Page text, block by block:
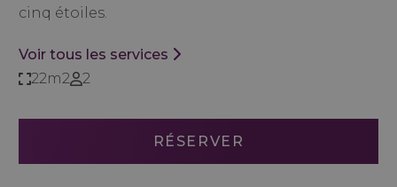
cinq étoiles.
Voir tous les services
22m2
2
RÉSERVER